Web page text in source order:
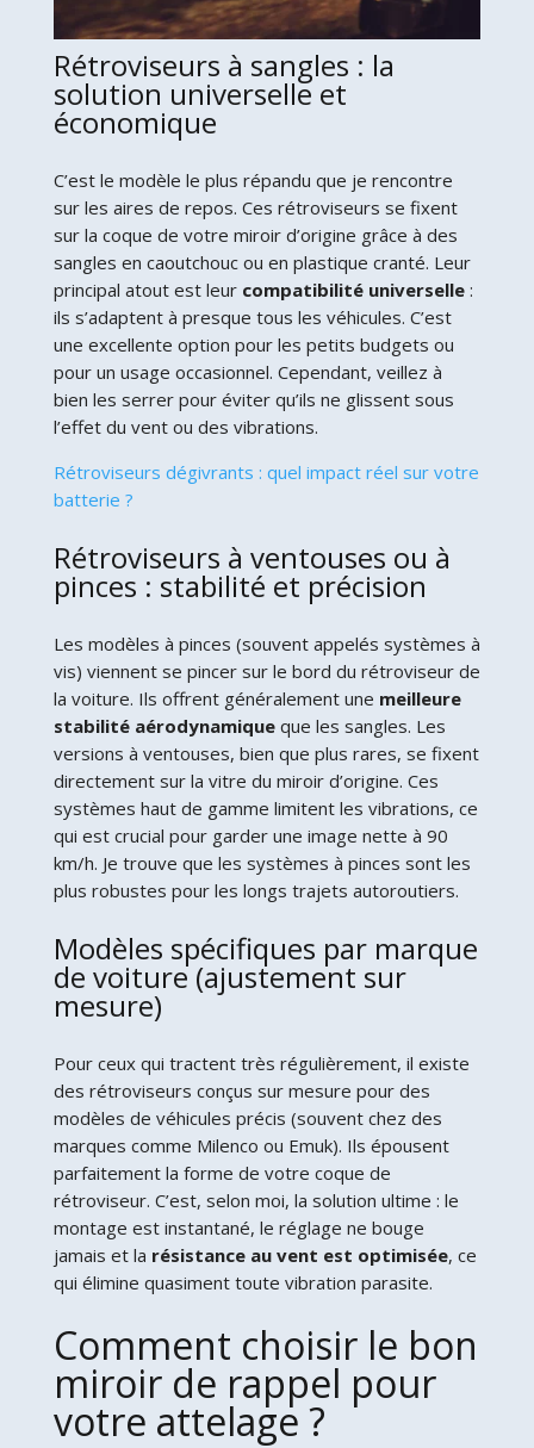
Rétroviseurs à sangles : la
solution universelle et
économique
C’est le modèle le plus répandu que je rencontre
sur les aires de repos. Ces rétroviseurs se fixent
sur la coque de votre miroir d’origine grâce à des
sangles en caoutchouc ou en plastique cranté. Leur
principal atout est leur compatibilité universelle:
ils s’adaptent à presque tous les véhicules. C’est
une excellente option pour les petits budgets ou
pour un usage occasionnel. Cependant, veillez à
bien les serrer pour éviter qu’ils ne glissent sous
l’effet du vent ou des vibrations.
Rétroviseurs dégivrants : quel impact réel sur votre
batterie ?
Rétroviseurs à ventouses ou à
pinces : stabilité et précision
Les modèles à pinces (souvent appelés systèmes à
vis) viennent se pincer sur le bord du rétroviseur de
la voiture. Ils offrent généralement une meilleure
stabilité aérodynamiqueque les sangles. Les
versions à ventouses, bien que plus rares, se fixent
directement sur la vitre du miroir d’origine. Ces
systèmes haut de gamme limitent les vibrations, ce
qui est crucial pour garder une image nette à 90
km/h. Je trouve que les systèmes à pinces sont les
plus robustes pour les longs trajets autoroutiers.
Modèles spécifiques par marque
de voiture (ajustement sur
mesure)
Pour ceux qui tractent très régulièrement, il existe
des rétroviseurs conçus sur mesure pour des
modèles de véhicules précis (souvent chez des
marques comme Milenco ou Emuk). Ils épousent
parfaitement la forme de votre coque de
rétroviseur. C’est, selon moi, la solution ultime : le
montage est instantané, le réglage ne bouge
jamais et la résistance au vent est optimisée, ce
qui élimine quasiment toute vibration parasite.
Comment choisir le bon
miroir de rappel pour
votre attelage ?